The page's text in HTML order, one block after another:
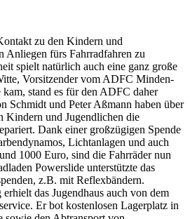
zu den Kindern und
Anliegen fürs Fahrradfahren zu
spielt natürlich auch eine ganz große
Vorsitzender vom ADFC Minden-
stand es für den ADFC daher
Schmidt und Peter Aßmann haben über
Kindern und Jugendlichen die
Dank einer großzügigen Spende
Lichtanlagen und auch
1000 Euro, sind die Fahrräder nun
Powerslide unterstützte das
z.B. mit Reflexbändern.
das Jugendhaus auch von dem
Er bot kostenlosen Lagerplatz in